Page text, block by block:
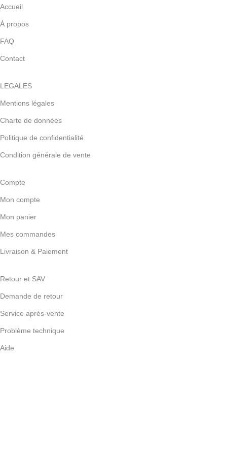
Accueil
À propos
FAQ
Contact
LEGALES
Mentions légales
Charte de données
Politique de confidentialité
Condition générale de vente
Compte
Mon compte
Mon panier
Mes commandes
Livraison & Paiement
Retour et SAV
Demande de retour
Service après-vente
Problème technique
Aide